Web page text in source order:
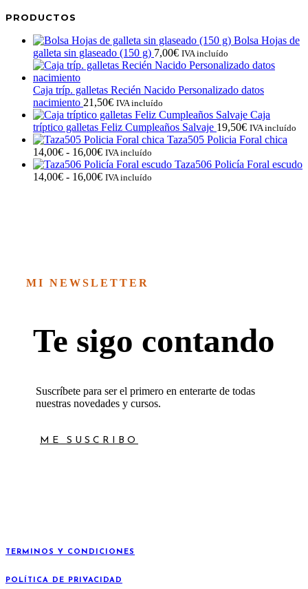
PRODUCTOS
Bolsa Hojas de
galleta sin glaseado (150 g) 7,00€ IVA incluído
Caja tríp. galletas Recién Nacido Personalizado datos
nacimiento 21,50€ IVA incluído
Caja
tríptico galletas Feliz Cumpleaños Salvaje 19,50€ IVA incluído
Taza505 Policia Foral chica
14,00€ - 16,00€Rango
de
precios:
IVA incluído
Taza506 Policía Foral escudo
14,00€ - 16,00€Rango
IVA incluído
MI NEWSLETTER
Te sigo contando
Suscríbete para ser el primero en enterarte de todas
nuestras novedades y cursos.
ME SUSCRIBO
TERMINOS Y CONDICIONES
POLÍTICA DE PRIVACIDAD